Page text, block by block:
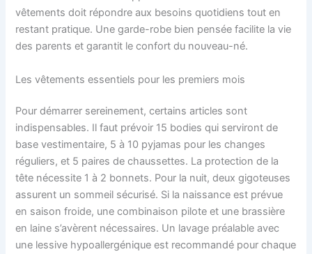
vêtements doit répondre aux besoins quotidiens tout en
restant pratique. Une garde-robe bien pensée facilite la vie
des parents et garantit le confort du nouveau-né.
Les vêtements essentiels pour les premiers mois
Pour démarrer sereinement, certains articles sont
indispensables. Il faut prévoir 15 bodies qui serviront de
base vestimentaire, 5 à 10 pyjamas pour les changes
réguliers, et 5 paires de chaussettes. La protection de la
tête nécessite 1 à 2 bonnets. Pour la nuit, deux gigoteuses
assurent un sommeil sécurisé. Si la naissance est prévue
en saison froide, une combinaison pilote et une brassière
en laine s’avèrent nécessaires. Un lavage préalable avec
une lessive hypoallergénique est recommandé pour chaque